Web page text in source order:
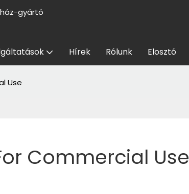
gyártó
Hírek Rólunk Elosztó
Use
Commercial Use